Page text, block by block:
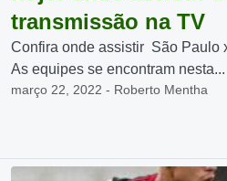
transmissão na TV
Confira onde assistir São Paulo
As equipes se encontram nesta...
março 22, 2022 - Roberto Mentha